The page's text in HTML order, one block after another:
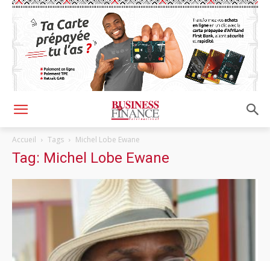
Accueil Tags Michel Lobe Ewane
Tag: Michel Lobe Ewane